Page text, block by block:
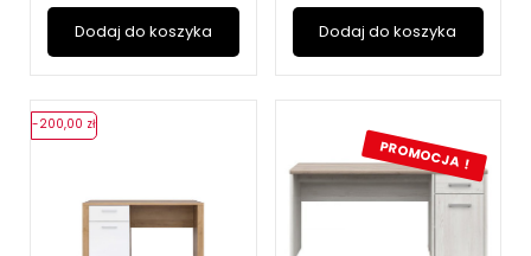
Dodaj do koszyka Dodaj do koszyka
-200,00 zł
PROMOCJA !